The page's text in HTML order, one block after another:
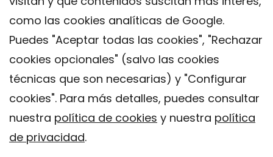
como las cookies analíticas de Google.
Puedes "Aceptar todas las cookies", "Rechazar
cookies opcionales" (salvo las cookies
técnicas que son necesarias) y "Configurar
cookies". Para más detalles, puedes consultar
nuestra política de cookies y nuestra política
de privacidad.
Contacto
Política de privacidad
Política de Cookies